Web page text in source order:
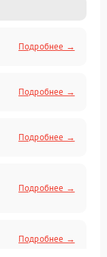
Подробнее →
Подробнее →
Подробнее →
Подробнее →
Подробнее →